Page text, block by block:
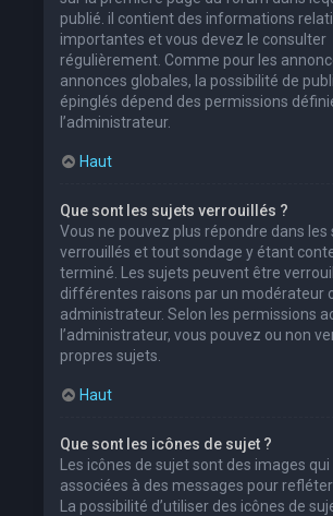
publié. il contient des informations
importantes et vous devez le consulter
régulièrement. Comme pour les
annonces globales, la possibilité de
épinglés dépend des permissions
l’administrateur.
Haut
Que sont les sujets verrouillés ?
Vous ne pouvez plus répondre dans les
verrouillés et tout sondage y étant
terminé. Les sujets peuvent être
différentes raisons par un modérateur
administrateur. Selon les permissions
l’administrateur, vous pouvez ou non
propres sujets.
Haut
Que sont les icônes de sujet ?
Les icônes de sujet sont des images
associées à des messages pour
La possibilité d’utiliser des icônes de